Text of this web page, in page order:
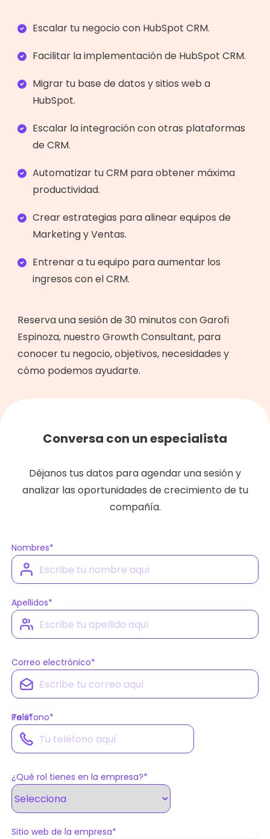
Escalar tu negocio con HubSpot CRM.
Facilitar la implementación de HubSpot CRM.
Migrar tu base de datos y sitios web a
HubSpot.
Escalar la integración con otras plataformas
de CRM.
Automatizar tu CRM para obtener máxima
productividad.
Crear estrategias para alinear equipos de
Marketing y Ventas.
Entrenar a tu equipo para aumentar los
ingresos con el CRM.
Reserva una sesión de 30 minutos con Garofi
Espinoza, nuestro Growth Consultant, para
conocer tu negocio, objetivos, necesidades y
cómo podemos ayudarte.
Conversa con un especialista
Déjanos tus datos para agendar una sesión y
analizar las oportunidades de crecimiento de tu
compañía.
Nombres*
Apellidos*
Correo electrónico*
País*
Teléfono*
¿Qué rol tienes en la empresa?*
Sitio web de la empresa*